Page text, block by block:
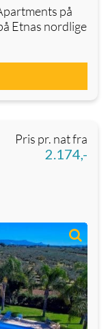
på
Etnas nordlige
Pris pr. nat fra
2.174,-